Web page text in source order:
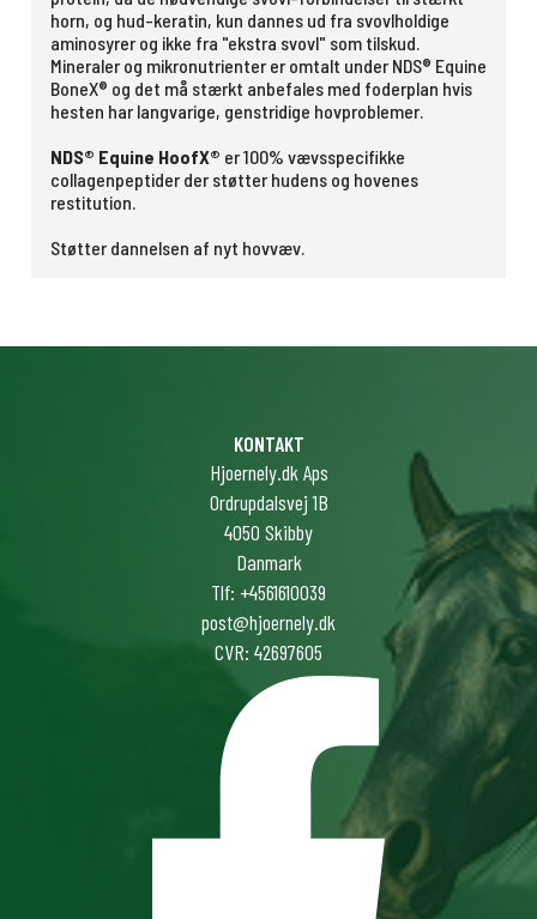
horn, og hud-keratin, kun dannes ud fra svovlholdige
aminosyrer og ikke fra "ekstra svovl" som tilskud.
Mineraler og mikronutrienter er omtalt under NDS® Equine
BoneX® og det må stærkt anbefales med foderplan hvis
hesten har langvarige, genstridige hovproblemer.
NDS® Equine HoofX® er 100% vævsspecifikke
collagenpeptider der støtter hudens og hovenes
restitution.
Støtter dannelsen af nyt hovvæv.
KONTAKT
Hjoernely.dk Aps
Ordrupdalsvej 1B
4050 Skibby
Danmark
Tlf: +4561610039
post@hjoernely.dk
CVR: 42697605